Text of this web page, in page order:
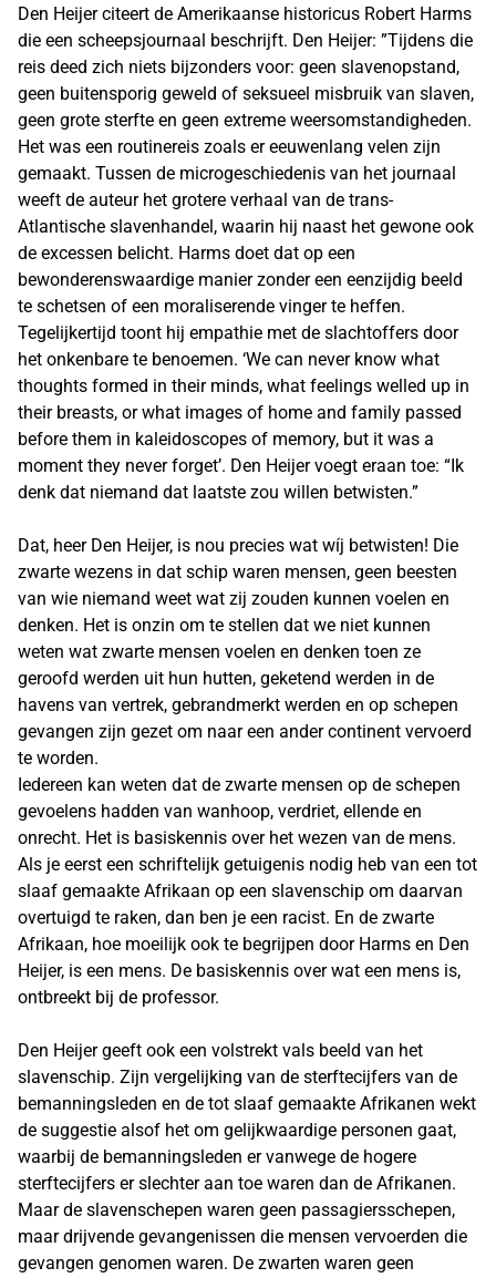
Den Heijer citeert de Amerikaanse historicus Robert Harms
die een scheepsjournaal beschrijft. Den Heijer: ”Tijdens die
reis deed zich niets bijzonders voor: geen slavenopstand,
geen buitensporig geweld of seksueel misbruik van slaven,
geen grote sterfte en geen extreme weersomstandigheden.
Het was een routinereis zoals er eeuwenlang velen zijn
gemaakt. Tussen de microgeschiedenis van het journaal
weeft de auteur het grotere verhaal van de trans-
Atlantische slavenhandel, waarin hij naast het gewone ook
de excessen belicht. Harms doet dat op een
bewonderenswaardige manier zonder een eenzijdig beeld
te schetsen of een moraliserende vinger te heffen.
Tegelijkertijd toont hij empathie met de slachtoffers door
het onkenbare te benoemen. ‘We can never know what
thoughts formed in their minds, what feelings welled up in
their breasts, or what images of home and family passed
before them in kaleidoscopes of memory, but it was a
moment they never forget’. Den Heijer voegt eraan toe: “Ik
denk dat niemand dat laatste zou willen betwisten.”
Dat, heer Den Heijer, is nou precies wat wíj betwisten! Die
zwarte wezens in dat schip waren mensen, geen beesten
van wie niemand weet wat zij zouden kunnen voelen en
denken. Het is onzin om te stellen dat we niet kunnen
weten wat zwarte mensen voelen en denken toen ze
geroofd werden uit hun hutten, geketend werden in de
havens van vertrek, gebrandmerkt werden en op schepen
gevangen zijn gezet om naar een ander continent vervoerd
te worden.
Iedereen kan weten dat de zwarte mensen op de schepen
gevoelens hadden van wanhoop, verdriet, ellende en
onrecht. Het is basiskennis over het wezen van de mens.
Als je eerst een schriftelijk getuigenis nodig heb van een tot
slaaf gemaakte Afrikaan op een slavenschip om daarvan
overtuigd te raken, dan ben je een racist. En de zwarte
Afrikaan, hoe moeilijk ook te begrijpen door Harms en Den
Heijer, is een mens. De basiskennis over wat een mens is,
ontbreekt bij de professor.
Den Heijer geeft ook een volstrekt vals beeld van het
slavenschip. Zijn vergelijking van de sterftecijfers van de
bemanningsleden en de tot slaaf gemaakte Afrikanen wekt
de suggestie alsof het om gelijkwaardige personen gaat,
waarbij de bemanningsleden er vanwege de hogere
sterftecijfers er slechter aan toe waren dan de Afrikanen.
Maar de slavenschepen waren geen passagiersschepen,
maar drijvende gevangenissen die mensen vervoerden die
gevangen genomen waren. De zwarten waren geen